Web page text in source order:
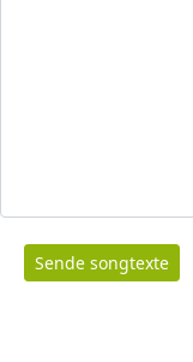
Sende songtexte